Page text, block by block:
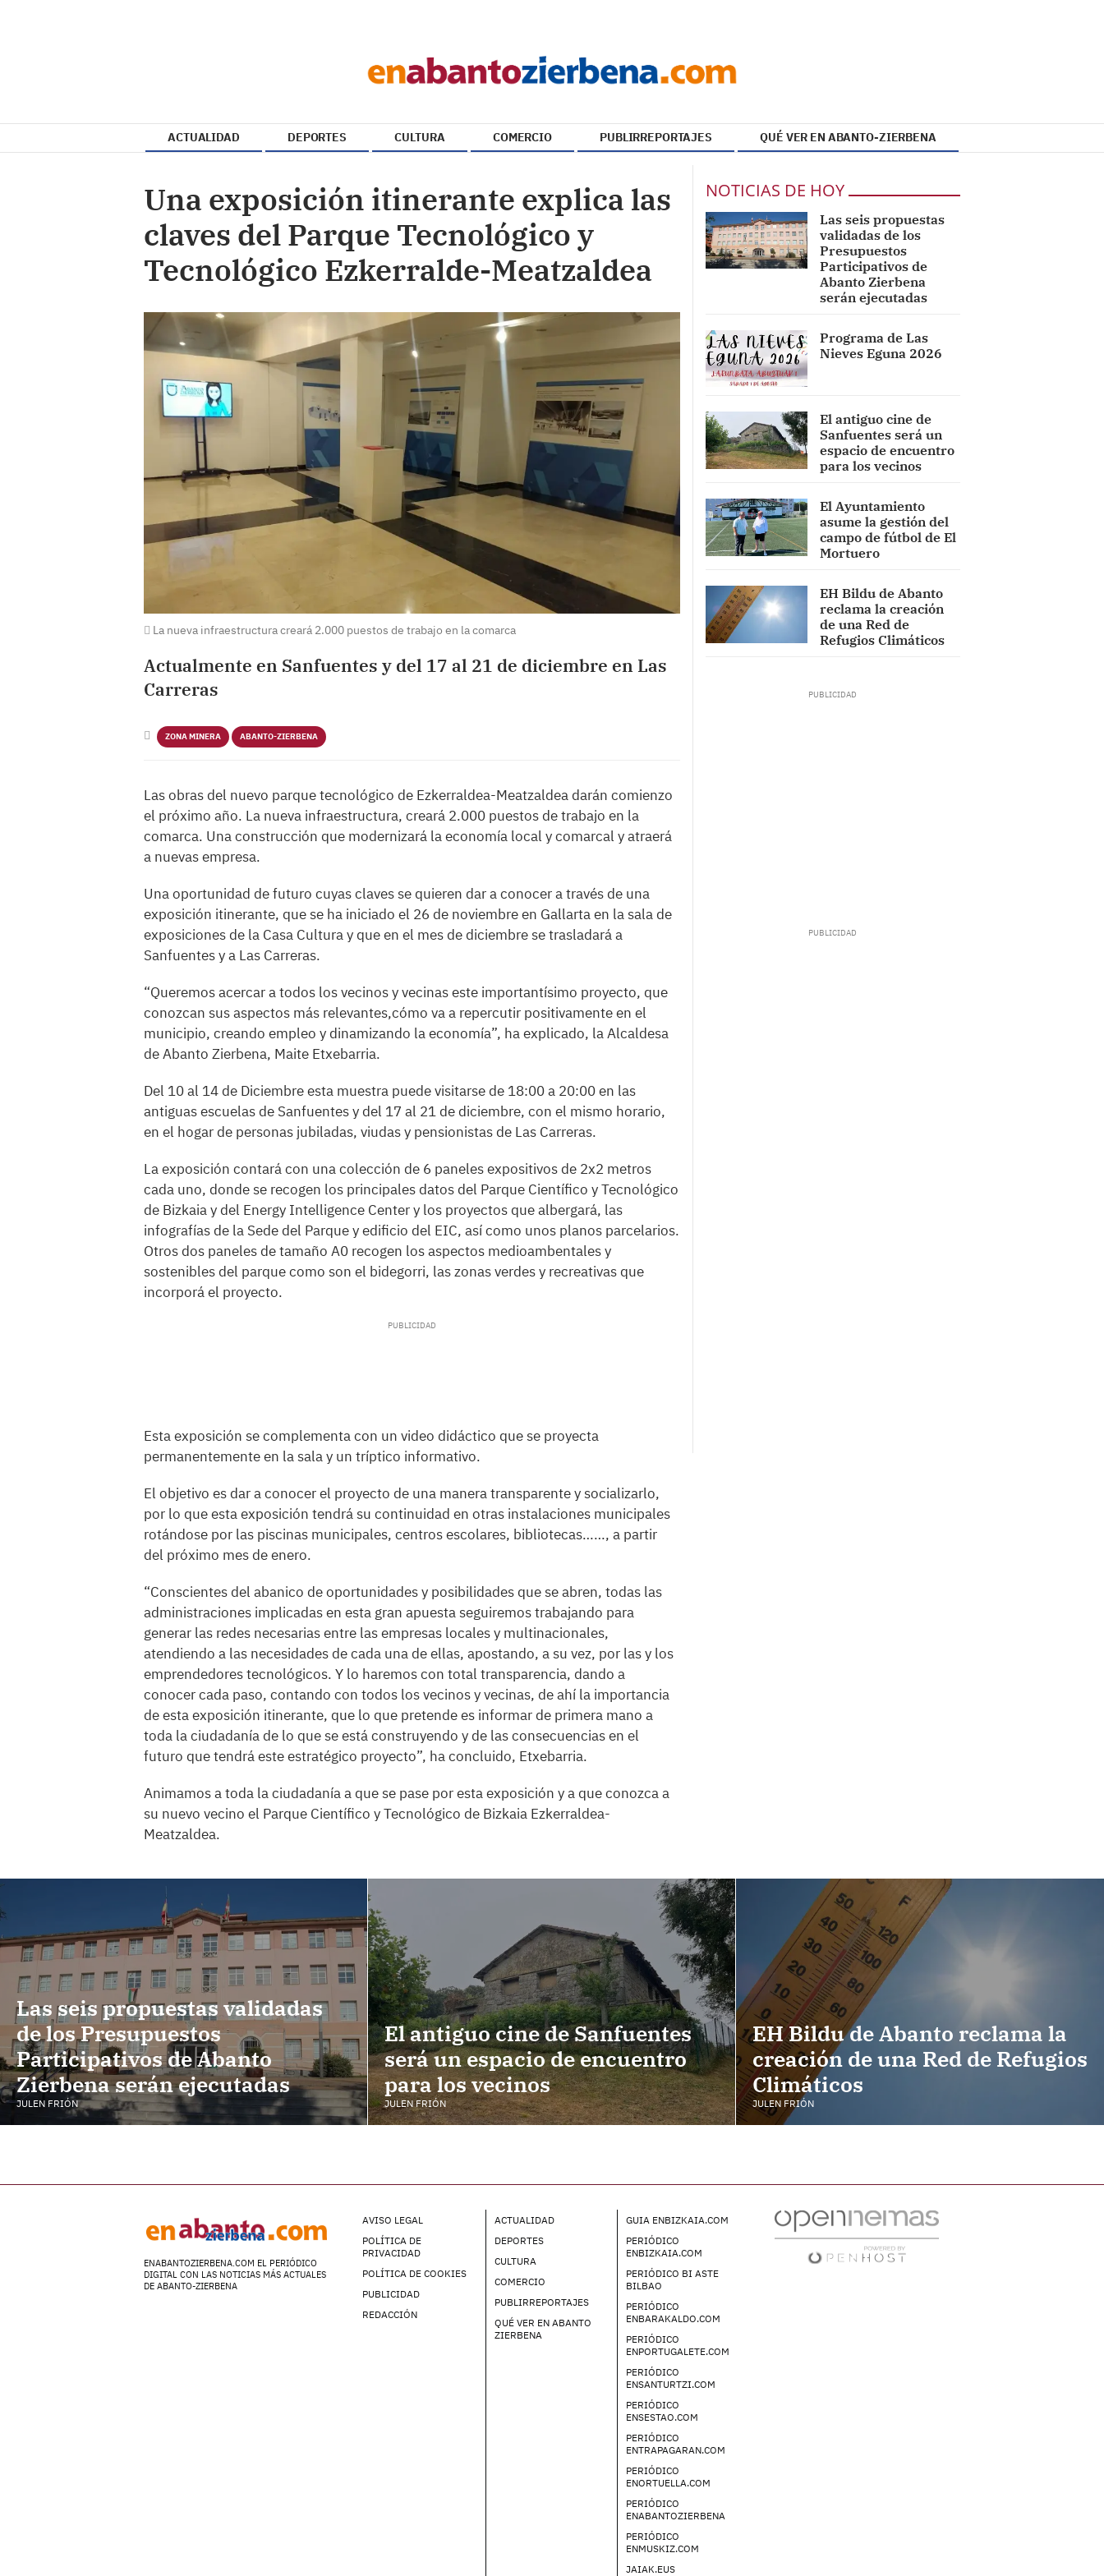
ACTUALIDAD DEPORTES CULTURA COMERCIO PUBLIRREPORTAJES QUÉ VER EN ABANTO-ZIERBENA
Una exposición itinerante explica las
claves del Parque Tecnológico y
Tecnológico Ezkerralde-Meatzaldea
La nueva infraestructura creará 2.000 puestos de trabajo en la comarca
Actualmente en Sanfuentes y del 17 al 21 de diciembre en Las
Carreras
ZONA MINERA ABANTO-ZIERBENA
Las obras del nuevo parque tecnológico de Ezkerraldea-Meatzaldea darán comienzo
el próximo año. La nueva infraestructura, creará 2.000 puestos de trabajo en la
comarca. Una construcción que modernizará la economía local y comarcal y atraerá
a nuevas empresa.
Una oportunidad de futuro cuyas claves se quieren dar a conocer a través de una
exposición itinerante, que se ha iniciado el 26 de noviembre en Gallarta en la sala de
exposiciones de la Casa Cultura y que en el mes de diciembre se trasladará a
Sanfuentes y a Las Carreras.
“Queremos acercar a todos los vecinos y vecinas este importantísimo proyecto, que
conozcan sus aspectos más relevantes,cómo va a repercutir positivamente en el
municipio, creando empleo y dinamizando la economía”, ha explicado, la Alcaldesa
de Abanto Zierbena, Maite Etxebarria.
Del 10 al 14 de Diciembre esta muestra puede visitarse de 18:00 a 20:00 en las
antiguas escuelas de Sanfuentes y del 17 al 21 de diciembre, con el mismo horario,
en el hogar de personas jubiladas, viudas y pensionistas de Las Carreras.
La exposición contará con una colección de 6 paneles expositivos de 2x2 metros
cada uno, donde se recogen los principales datos del Parque Científico y Tecnológico
de Bizkaia y del Energy Intelligence Center y los proyectos que albergará, las
infografías de la Sede del Parque y edificio del EIC, así como unos planos parcelarios.
Otros dos paneles de tamaño A0 recogen los aspectos medioambentales y
sostenibles del parque como son el bidegorri, las zonas verdes y recreativas que
incorporá el proyecto.
Esta exposición se complementa con un video didáctico que se proyecta
permanentemente en la sala y un tríptico informativo.
El objetivo es dar a conocer el proyecto de una manera transparente y socializarlo,
por lo que esta exposición tendrá su continuidad en otras instalaciones municipales
rotándose por las piscinas municipales, centros escolares, bibliotecas……, a partir
del próximo mes de enero.
“Conscientes del abanico de oportunidades y posibilidades que se abren, todas las
administraciones implicadas en esta gran apuesta seguiremos trabajando para
generar las redes necesarias entre las empresas locales y multinacionales,
atendiendo a las necesidades de cada una de ellas, apostando, a su vez, por las y los
emprendedores tecnológicos. Y lo haremos con total transparencia, dando a
conocer cada paso, contando con todos los vecinos y vecinas, de ahí la importancia
de esta exposición itinerante, que lo que pretende es informar de primera mano a
toda la ciudadanía de lo que se está construyendo y de las consecuencias en el
futuro que tendrá este estratégico proyecto”, ha concluido, Etxebarria.
Animamos a toda la ciudadanía a que se pase por esta exposición y a que conozca a
su nuevo vecino el Parque Científico y Tecnológico de Bizkaia Ezkerraldea-
Meatzaldea.
NOTICIAS DE HOY
Las seis propuestas
validadas de los
Presupuestos
Participativos de
Abanto Zierbena
serán ejecutadas
Programa de Las
Nieves Eguna 2026
El antiguo cine de
Sanfuentes será un
espacio de encuentro
para los vecinos
El Ayuntamiento
asume la gestión del
campo de fútbol de El
Mortuero
EH Bildu de Abanto
reclama la creación
de una Red de
Refugios Climáticos
Las seis propuestas validadas
de los Presupuestos
Participativos de Abanto
Zierbena serán ejecutadas
JULEN FRIÓN
El antiguo cine de Sanfuentes
será un espacio de encuentro
para los vecinos
JULEN FRIÓN
EH Bildu de Abanto reclama la
creación de una Red de Refugios
Climáticos
JULEN FRIÓN
ENABANTOZIERBENA.COM EL PERIÓDICO
DIGITAL CON LAS NOTICIAS MÁS ACTUALES
DE ABANTO-ZIERBENA
AVISO LEGAL
POLÍTICA DE
PRIVACIDAD
POLÍTICA DE COOKIES
PUBLICIDAD
REDACCIÓN
ACTUALIDAD
DEPORTES
CULTURA
COMERCIO
PUBLIRREPORTAJES
QUÉ VER EN ABANTO
ZIERBENA
GUIA ENBIZKAIA.COM
PERIÓDICO
ENBIZKAIA.COM
PERIÓDICO BI ASTE
BILBAO
PERIÓDICO
ENBARAKALDO.COM
PERIÓDICO
ENPORTUGALETE.COM
PERIÓDICO
ENSANTURTZI.COM
PERIÓDICO
ENSESTAO.COM
PERIÓDICO
ENTRAPAGARAN.COM
PERIÓDICO
ENORTUELLA.COM
PERIÓDICO
ENABANTOZIERBENA
PERIÓDICO
ENMUSKIZ.COM
JAIAK.EUS